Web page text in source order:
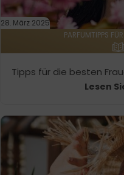
28. März 2025
PARFUMTIPPS
Tipps für die besten
Lesen